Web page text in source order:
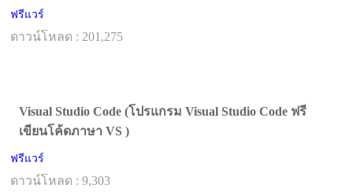
ฟรีแวร์
ดาวน์โหลด : 201,275
Visual Studio Code (โปรแกรม Visual Studio Code ฟรี
เขียนโค้ดภาษา VS )
ฟรีแวร์
ดาวน์โหลด : 9,303